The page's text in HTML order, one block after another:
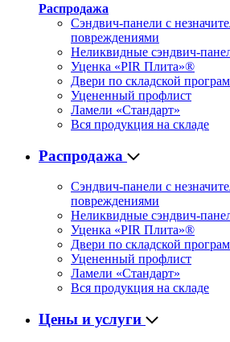
Распродажа
Сэндвич-панели с
повреждениями
Неликвидные сэндвич-
Уценка «PIR Плита»®
Двери по складской
Уцененный профлист
Ламели «Стандарт»
Вся продукция на складе
Распродажа
Сэндвич-панели с
повреждениями
Неликвидные сэндвич-
Уценка «PIR Плита»®
Двери по складской
Уцененный профлист
Ламели «Стандарт»
Вся продукция на складе
Цены и услуги